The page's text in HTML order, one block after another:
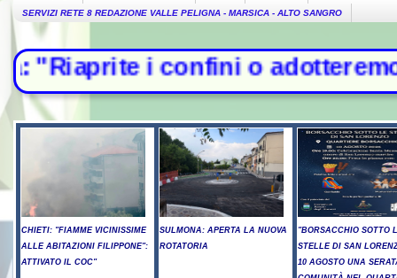
SERVIZI RETE 8 REDAZIONE VALLE PELIGNA - MARSICA - ALTO SANGRO
o adotteremo misure".
CHIETI: "FIAMME VICINISSIME
ALLE ABITAZIONI FILIPPONE":
ATTIVATO IL COC"
SULMONA: APERTA LA NUOVA
ROTATORIA
"BORSACCHIO SOTTO
STELLE DI SAN
10 AGOSTO UNA